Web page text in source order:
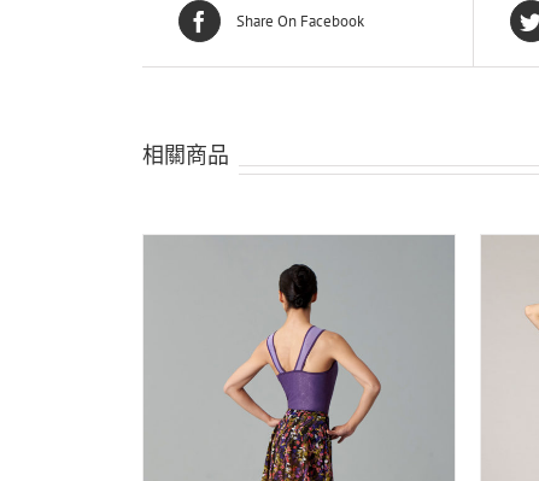
Share On Facebook
相關商品